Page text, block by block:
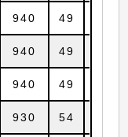
940 49
940 49
940 49
930 54